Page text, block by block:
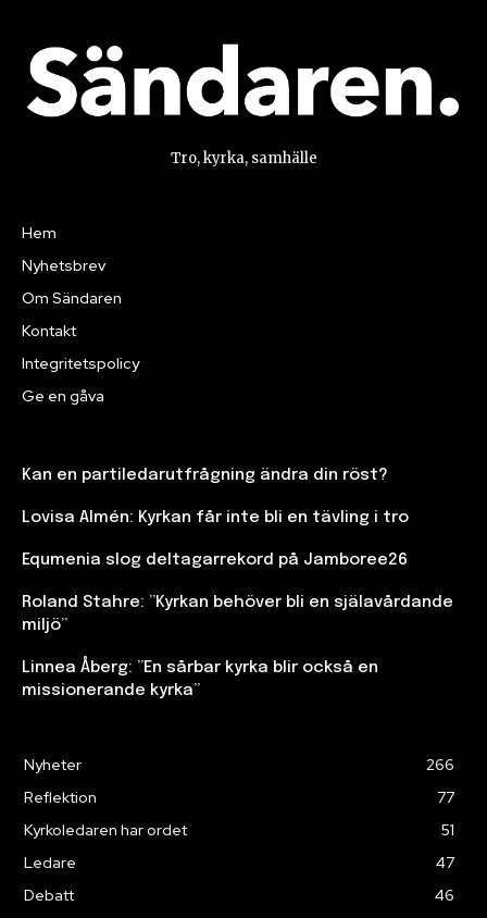
Tro, kyrka, samhälle
Hem
Nyhetsbrev
Om Sändaren
Kontakt
Integritetspolicy
Ge en gåva
Kan en partiledarutfrågning ändra din röst?
Lovisa Almén: Kyrkan får inte bli en tävling i tro
Equmenia slog deltagarrekord på Jamboree26
Roland Stahre: ”Kyrkan behöver bli en själavårdande
miljö”
Linnea Åberg: ”En sårbar kyrka blir också en
missionerande kyrka”
Nyheter
266
Reflektion
77
Kyrkoledaren har ordet
51
Ledare
47
Debatt
46